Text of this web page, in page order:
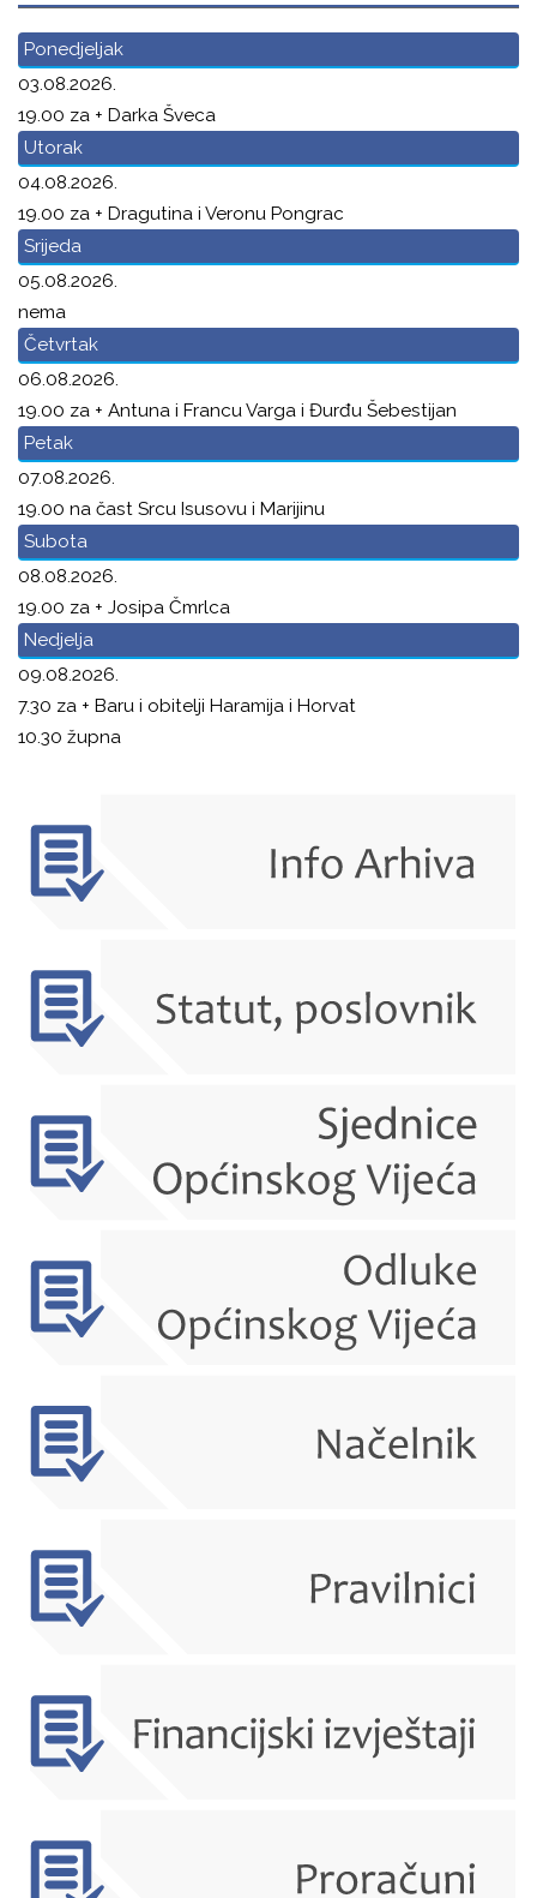
Ponedjeljak
03.08.2026.
19.00 za + Darka Šveca
Utorak
04.08.2026.
19.00 za + Dragutina i Veronu Pongrac
Srijeda
05.08.2026.
nema
Četvrtak
06.08.2026.
19.00 za + Antuna i Francu Varga i Đurđu Šebestijan
Petak
07.08.2026.
19.00 na čast Srcu Isusovu i Marijinu
Subota
08.08.2026.
19.00 za + Josipa Čmrlca
Nedjelja
09.08.2026.
7.30 za + Baru i obitelji Haramija i Horvat
10.30 župna